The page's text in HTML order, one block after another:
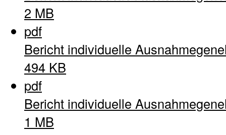
2 MB
pdf
Bericht individuelle
494 KB
pdf
Bericht individuelle
1 MB